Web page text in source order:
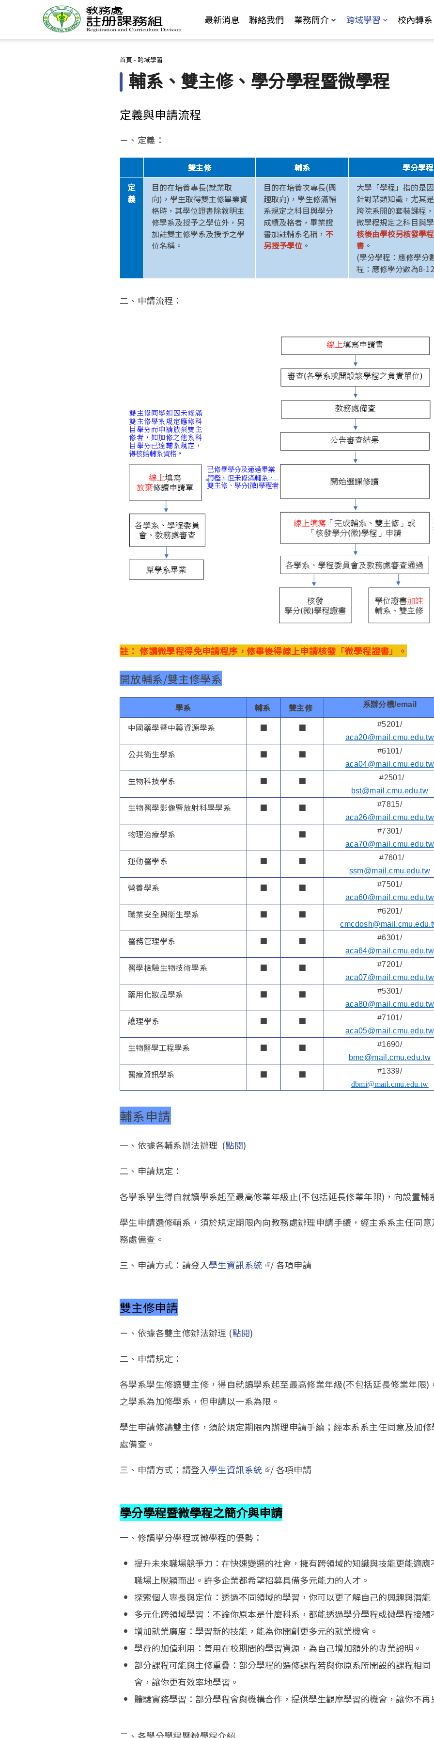
最新消息 聯絡我們 業務簡介 跨域學習 校內轉系
您在這裡
首頁 - 跨域學習
輔系、雙主修、學分學程暨微學程
定義與申請流程
ㄧ、定義：
雙主修 輔系
學分學
定
義
目的在培養專長(就業取
向)，學生取得雙主修畢業資
格時，其學位證書除敘明主
修學系及授予之學位外，另
加註雙主修學系及授予之學
位名稱。
目的在培養次專長(興
趣取向)，學生修滿輔
系規定之科目與學分
成績及格者，畢業證
書加註輔系名稱， 不
另授予學位 。
大學「學程」指的是
針對某類知識，尤其
跨院系開的套裝課程
微學程規定之科目與
核後由學校另核發學
書 。
(學分學程：應修學分
程：應修學分數為8-
二、申請流程：
註： 修讀微學程得免申請程序，修畢後得線上申請核發「微學程證書」。
開放輔系/雙主修學系
學系 輔系 雙主修 系辦分機/email
中國藥學暨中藥資源學系 ■ ■
#5201/
aca20@mail.cmu.edu.tw
公共衛生學系 ■ ■
#6101/
aca04@mail.cmu.edu.tw
生物科技學系 ■ ■
#2501/
bst@mail.cmu.edu.tw
生物醫學影像暨放射科學學系 ■ ■
#7815/
aca26@mail.cmu.edu.tw
物理治療學系 ■
#7301/
aca70@mail.cmu.edu.tw
運動醫學系 ■ ■
#7601/
ssm@mail.cmu.edu.tw
營養學系 ■ ■
#7501/
aca60@mail.cmu.edu.tw
職業安全與衛生學系 ■ ■
#6201/
醫務管理學系 ■ ■
#6301/
aca64@mail.cmu.edu.tw
醫學檢驗生物技術學系 ■ ■
#7201/
aca07@mail.cmu.edu.tw
藥用化妝品學系 ■ ■
#5301/
aca80@mail.cmu.edu.tw
護理學系 ■ ■
#7101/
aca05@mail.cmu.edu.tw
生物醫學工程學系 ■ ■
#1690/
bme@mail.cmu.edu.tw
醫療資訊學系 ■ ■
#1339/
dbmi@mail.cmu.edu.tw
輔系申請
一、依據各輔系辦法辦理 (點閱)
二、申請規定：
各學系學生得自就讀學系起至最高修業年級止(不包括延長修業年限)，向設置輔
學生申請選修輔系，須於規定期限內向教務處辦理申請手續，經主系系主任同
務處備查。
三、申請方式：請登入學生資訊系統 (link is external)
/ 各項申請
雙主修申請
ㄧ、依據各雙主修辦法辦理 (點閱)
二、申請規定：
各學系學生修讀雙主修，得自就讀學系起至最高修業年級(不包括延長修業年限)
之學系為加修學系，但申請以一系為限。
學生申請修讀雙主修，須於規定期限內辦理申請手續；經本系系主任同意及加
處備查。
三、申請方式：請登入學生資訊系統 (link is external)
/ 各項申請
學分學程暨微學程之簡介與申請
一、修讀學分學程或微學程的優勢：
提升未來職場競爭力：在快速變遷的社會，擁有跨領域的知識與技能更能適
職場上脫穎而出。許多企業都希望招募具備多元能力的人才。
探索個人專長與定位：透過不同領域的學習，你可以更了解自己的興趣與潛能
多元化跨領域學習：不論你原本是什麼科系，都能透過學分學程或微學程接觸
增加就業廣度：學習新的技能，能為你開創更多元的就業機會。
學費的加值利用：善用在校期間的學習資源，為自己增加額外的專業證明。
部分課程可能與主修重疊：部分學程的選修課程若與你原系所開設的課程相
會，讓你更有效率地學習。
體驗實務學習：部分學程會與機構合作，提供學生觀摩學習的機會，讓你不
二、各學分學程暨微學程介紹